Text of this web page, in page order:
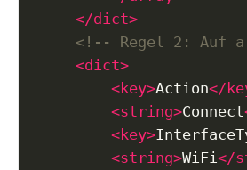
</dict>
<!-- Regel 2: Auf
<dict>
<key>Action</
<string>Connect
<key>
<string>WiFi</